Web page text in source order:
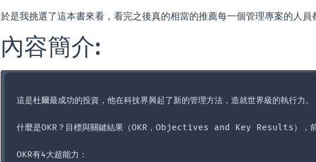
於是我挑選了這本書來看，看完之後真的相當的推薦每一個管理專案的人員
內容簡介:
這是杜爾最成功的投資，他在科技界興起了新的管理方法，造就世界級的執行力。
什麼是OKR？目標與關鍵結果（OKR，Objectives and Key Results），前者
OKR有4大超能力：